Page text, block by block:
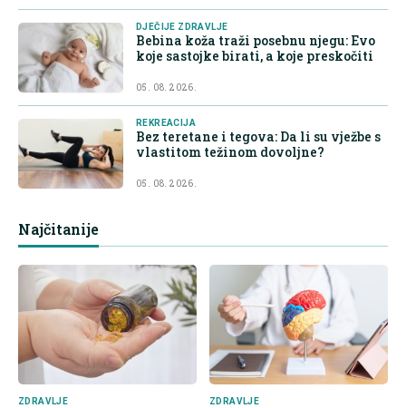
DJEČIJE ZDRAVLJE
Bebina koža traži posebnu njegu: Evo
koje sastojke birati, a koje preskočiti
05. 08. 2026.
REKREACIJA
Bez teretane i tegova: Da li su vježbe s
vlastitom težinom dovoljne?
05. 08. 2026.
Najčitanije
ZDRAVLJE ZDRAVLJE